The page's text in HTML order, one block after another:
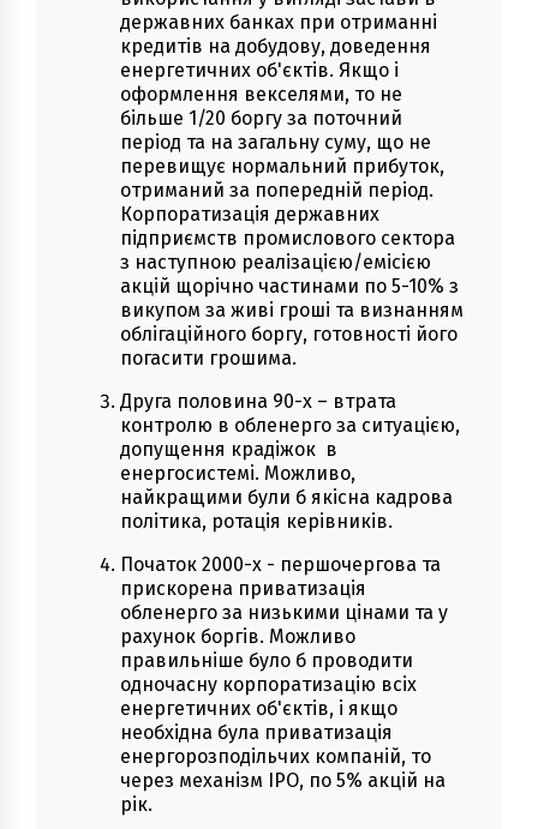
державних банках при отриманні
кредитів на добудову, доведення
енергетичних об'єктів. Якщо і
оформлення векселями, то не
більше 1/20 боргу за поточний
період та на загальну суму, що не
перевищує нормальний прибуток,
отриманий за попередній період.
Корпоратизація державних
підприємств промислового сектора
з наступною реалізацією/емісією
акцій щорічно частинами по 5-10% з
викупом за живі гроші та визнанням
облігаційного боргу, готовності його
погасити грошима.
Друга половина 90-х – втрата
контролю в обленерго за ситуацією,
допущення крадіжок в
енергосистемі. Можливо,
найкращими були б якісна кадрова
політика, ротація керівників.
Початок 2000-х - першочергова та
прискорена приватизація
обленерго за низькими цінами та у
рахунок боргів. Можливо
правильніше було б проводити
одночасну корпоратизацію всіх
енергетичних об'єктів, і якщо
необхідна була приватизація
енергорозподільчих компаній, то
через механізм IPO, по 5% акцій на
рік.